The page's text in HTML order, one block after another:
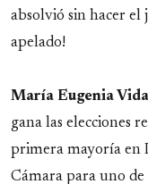
absolvió sin hacer el
apelado!
María Eugenia
gana las elecciones
primera mayoría en
Cámara para uno